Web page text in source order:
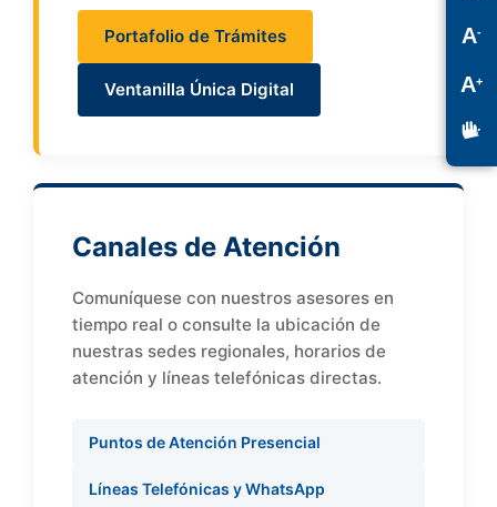
Portafolio de Trámites
Ventanilla Única Digital
Canales de Atención
Comuníquese con nuestros asesores en
tiempo real o consulte la ubicación de
nuestras sedes regionales, horarios de
atención y líneas telefónicas directas.
Puntos de Atención Presencial
Líneas Telefónicas y WhatsApp
A-
A+